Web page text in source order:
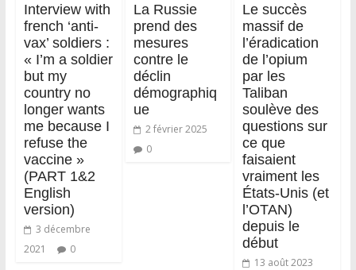
Interview with
french ‘anti-
vax’ soldiers :
« I’m a soldier
but my
country no
longer wants
me because I
refuse the
vaccine »
(PART 1&2
English
version)
3 décembre
2021
0
La Russie
prend des
mesures
contre le
déclin
démographiq
ue
2 février 2025
0
Le succès
massif de
l’éradication
de l’opium
par les
Taliban
soulève des
questions sur
ce que
faisaient
vraiment les
États-Unis (et
l’OTAN)
depuis le
début
13 août 2023